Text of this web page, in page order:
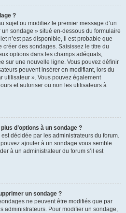
?
sujet ou modifiez le premier message d’un
sondage » situé en-dessous du formulaire
n’est pas disponible, il est probable que
créer des sondages. Saisissez le titre du
options dans les champs adéquats,
sur une nouvelle ligne. Vous pouvez définir
peuvent insérer en modifiant, lors du
utilisateur ». Vous pouvez également
et autoriser ou non les utilisateurs à
d’options à un sondage ?
est décidée par les administrateurs du forum.
ajouter à un sondage vous semble
à un administrateur du forum s’il est
un sondage ?
ne peuvent être modifiés que par
administrateurs. Pour modifier un sondage,